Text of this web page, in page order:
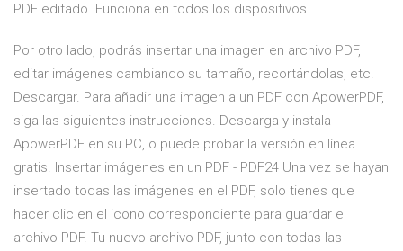
PDF editado. Funciona en todos los dispositivos.
Por otro lado, podrás insertar una imagen en archivo PDF,
editar imágenes cambiando su tamaño, recortándolas, etc.
Descargar. Para añadir una imagen a un PDF con ApowerPDF,
siga las siguientes instrucciones. Descarga y instala
ApowerPDF en su PC, o puede probar la versión en línea
gratis. Insertar imágenes en un PDF - PDF24 Una vez se hayan
insertado todas las imágenes en el PDF, solo tienes que
hacer clic en el icono correspondiente para guardar el
archivo PDF. Tu nuevo archivo PDF, junto con todas las